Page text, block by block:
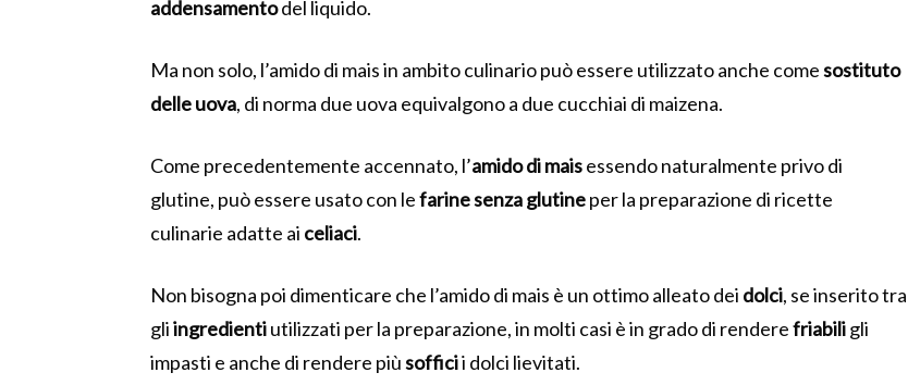
addensamentodel liquido.
Ma non solo, l’amido di mais in ambito culinario può essere utilizzato anche comesostituto
delle uova, di norma due uova equivalgono a due cucchiai di maizena.
Come precedentemente accennato, l’amido di maisessendo naturalmente privo di
glutine, può essere usato con lefarine senza glutineper la preparazione di ricette
culinarie adatte ai celiaci.
Non bisogna poi dimenticare che l’amido di mais è un ottimo alleato dei dolci, se inserito tra
gliingredientiutilizzati per la preparazione, in molti casi è in grado di renderefriabiligli
impasti e anche di rendere piùsofficii dolci lievitati.